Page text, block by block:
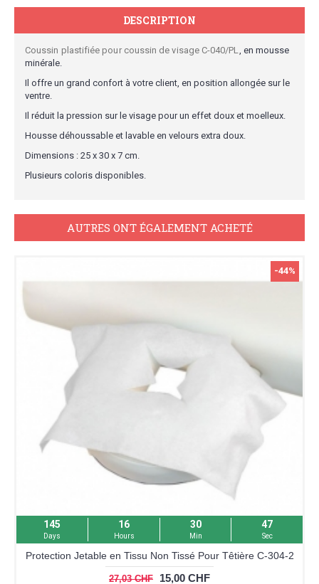
DESCRIPTION
Coussin plastifiée pour coussin de visage C-040/PL, en mousse
minérale.
Il offre un grand confort à votre client, en position allongée sur le
ventre.
Il réduit la pression sur le visage pour un effet doux et moelleux.
Housse déhoussable et lavable en velours extra doux.
Dimensions : 25 x 30 x 7 cm.
Plusieurs coloris disponibles.
AUTRES ONT ÉGALEMENT ACHETÉ
-44%
145
Days
16
Hours
30
Min
46
Sec
Protection Jetable en Tissu Non Tissé Pour Têtière C-304-2
27,03 CHF 15,00 CHF